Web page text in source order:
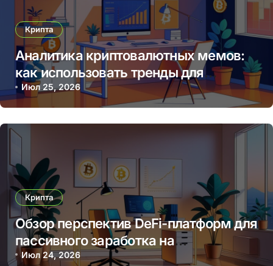
Крипта
Аналитика криптовалютных мемов:
как использовать тренды для
прибыльных торговых решений
Июл 25, 2026
Крипта
Обзор перспектив DeFi-платформ для
пассивного заработка на
криптовалютных стейкингах
Июл 24, 2026